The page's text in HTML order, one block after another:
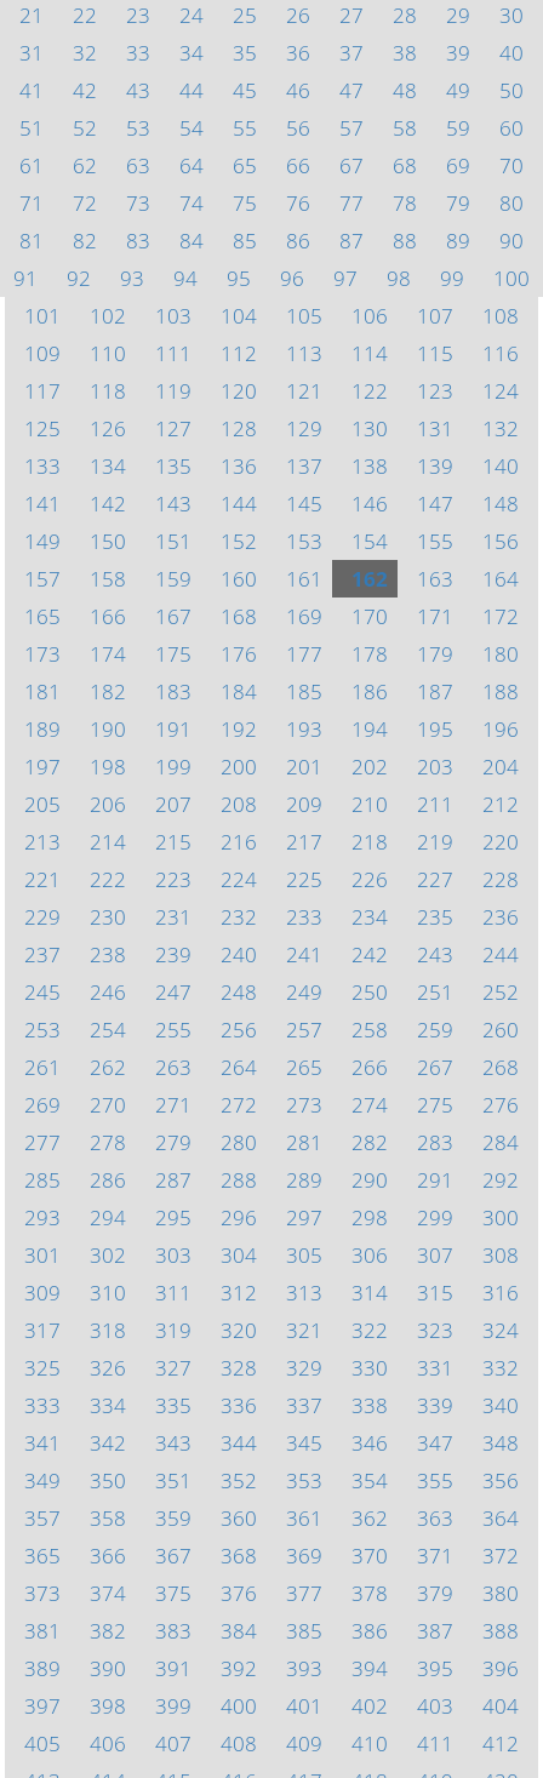
21
22 23 24 25 26 27 28 29
30
31
32 33 34 35 36 37 38 39
40
41
42 43 44 45 46 47 48 49
50
51
52 53 54 55 56 57 58 59
60
61
62 63 64 65 66 67 68 69
70
71
72 73 74 75 76 77 78 79
80
81
82 83 84 85 86 87 88 89
90
91
92 93 94 95 96 97 98 99
100
101
102 103 104 105 106 107
108
109
110 111 112 113 114 115
116
117
118 119 120 121 122 123
124
125
126 127 128 129 130 131
132
133
134 135 136 137 138 139
140
141
142 143 144 145 146 147
148
149
150 151 152 153 154 155
156
157
158 159 160 161 162 163
164
165
166 167 168 169 170 171
172
173
174 175 176 177 178 179
180
181
182 183 184 185 186 187
188
189
190 191 192 193 194 195
196
197
198 199 200 201 202 203
204
205
206 207 208 209 210 211
212
213
214 215 216 217 218 219
220
221
222 223 224 225 226 227
228
229
230 231 232 233 234 235
236
237
238 239 240 241 242 243
244
245
246 247 248 249 250 251
252
253
254 255 256 257 258 259
260
261
262 263 264 265 266 267
268
269
270 271 272 273 274 275
276
277
278 279 280 281 282 283
284
285
286 287 288 289 290 291
292
293
294 295 296 297 298 299
300
301
302 303 304 305 306 307
308
309
310 311 312 313 314 315
316
317
318 319 320 321 322 323
324
325
326 327 328 329 330 331
332
333
334 335 336 337 338 339
340
341
342 343 344 345 346 347
348
349
350 351 352 353 354 355
356
357
358 359 360 361 362 363
364
365
366 367 368 369 370 371
372
373
374 375 376 377 378 379
380
381
382 383 384 385 386 387
388
389
390 391 392 393 394 395
396
397
398 399 400 401 402 403
404
405
406 407 408 409 410 411
412